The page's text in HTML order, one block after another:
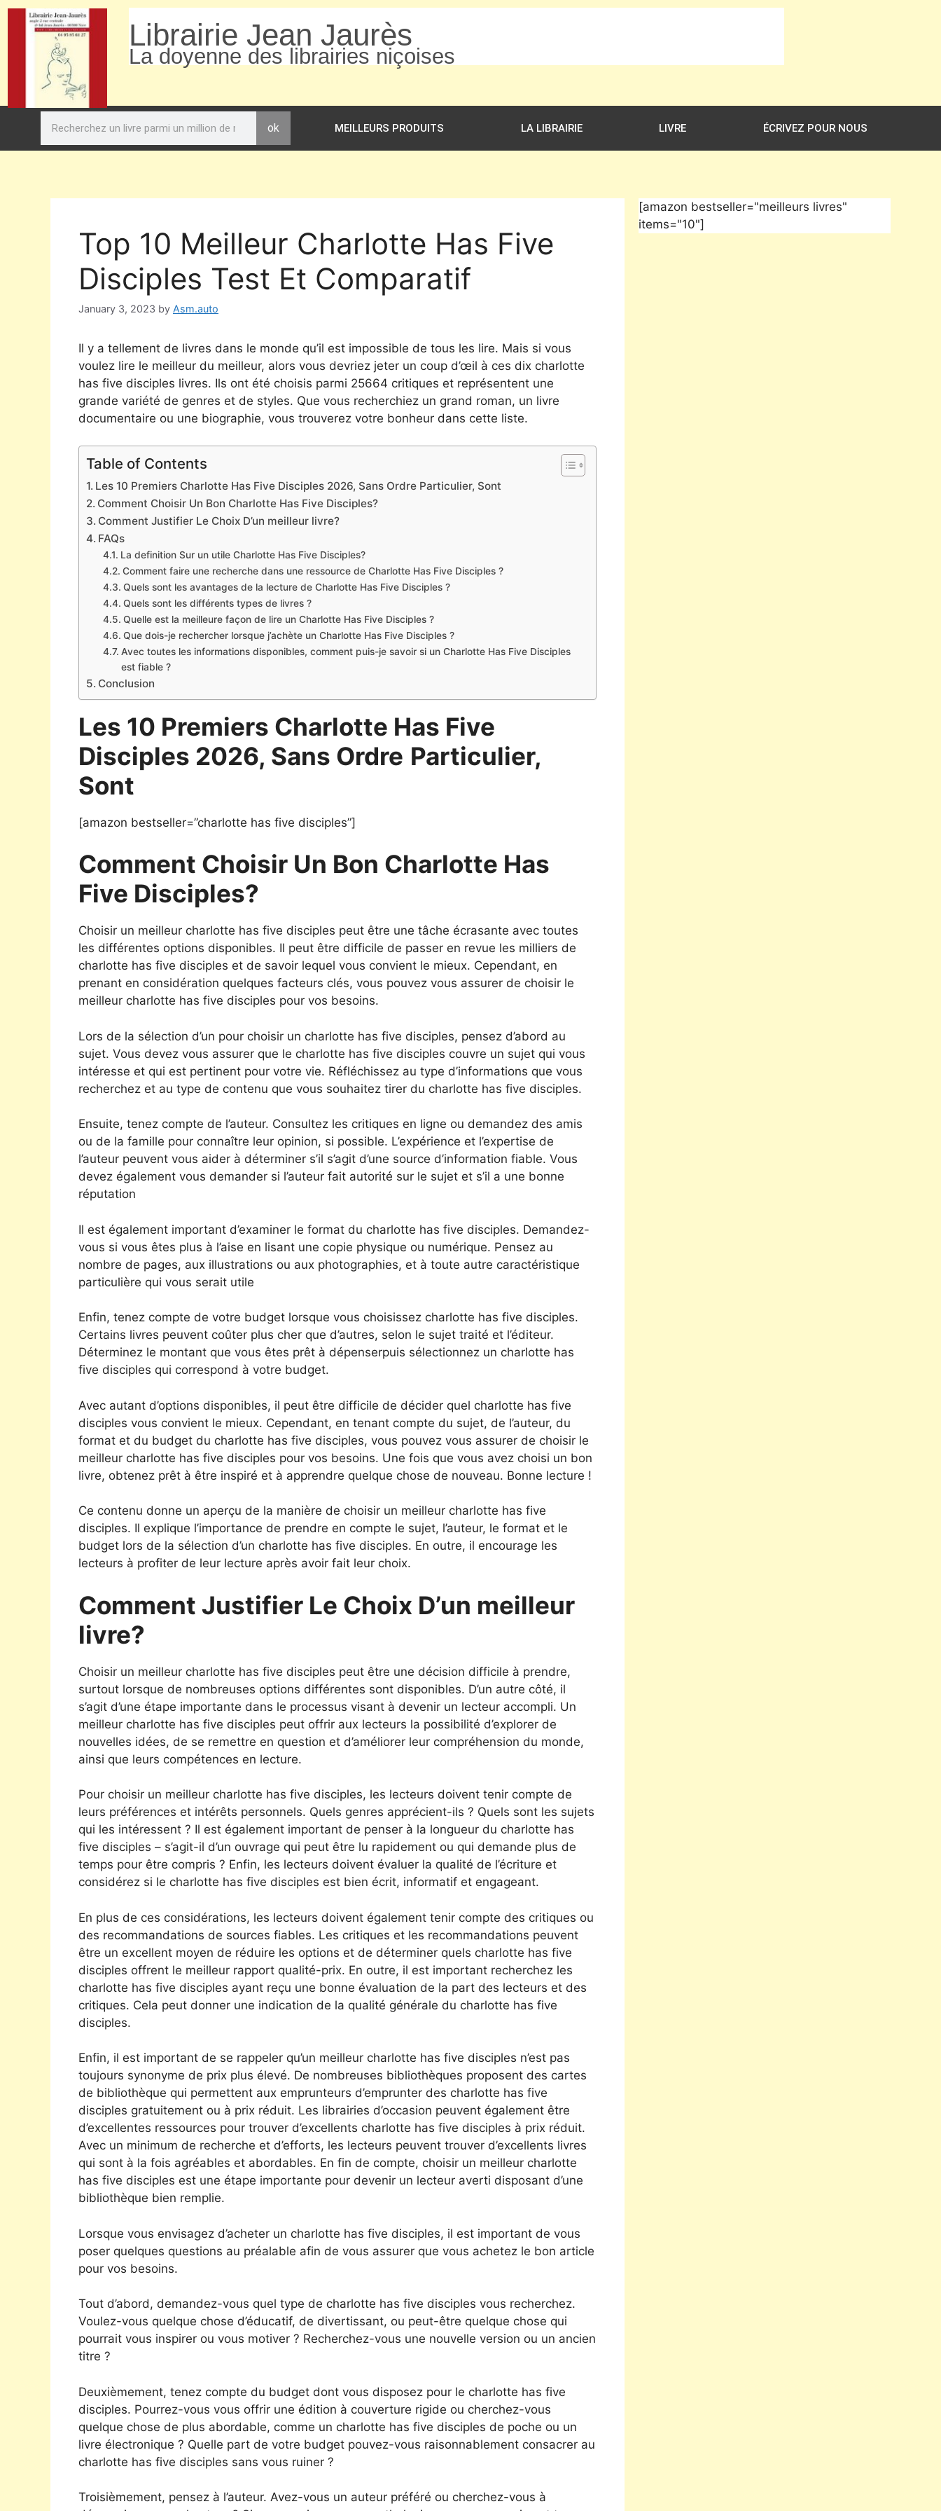
Librairie Jean Jaurès
La doyenne des librairies niçoises
ok MEILLEURS PRODUITS LA LIBRAIRIE LIVRE ÉCRIVEZ POUR NOUS
Top 10 Meilleur Charlotte Has Five
Disciples Test Et Comparatif
January 3, 2023 by Asm.auto
Il y a tellement de livres dans le monde qu’il est impossible de tous les lire. Mais si vous
voulez lire le meilleur du meilleur, alors vous devriez jeter un coup d’œil à ces dix charlotte
has five disciples livres. Ils ont été choisis parmi 25664 critiques et représentent une
grande variété de genres et de styles. Que vous recherchiez un grand roman, un livre
documentaire ou une biographie, vous trouverez votre bonheur dans cette liste.
Table of Contents
Les 10 Premiers Charlotte Has Five Disciples 2026, Sans Ordre Particulier, Sont
Comment Choisir Un Bon Charlotte Has Five Disciples?
Comment Justifier Le Choix D’un meilleur livre?
FAQs
La definition Sur un utile Charlotte Has Five Disciples?
Comment faire une recherche dans une ressource de Charlotte Has Five Disciples ?
Quels sont les avantages de la lecture de Charlotte Has Five Disciples ?
Quels sont les différents types de livres ?
Quelle est la meilleure façon de lire un Charlotte Has Five Disciples ?
Que dois-je rechercher lorsque j’achète un Charlotte Has Five Disciples ?
Avec toutes les informations disponibles, comment puis-je savoir si un Charlotte Has Five Disciples
est fiable ?
Conclusion
Les 10 Premiers Charlotte Has Five
Disciples 2026, Sans Ordre Particulier,
Sont
[amazon bestseller=”charlotte has five disciples”]
Comment Choisir Un Bon Charlotte Has
Five Disciples?
Choisir un meilleur charlotte has five disciples peut être une tâche écrasante avec toutes
les différentes options disponibles. Il peut être difficile de passer en revue les milliers de
charlotte has five disciples et de savoir lequel vous convient le mieux. Cependant, en
prenant en considération quelques facteurs clés, vous pouvez vous assurer de choisir le
meilleur charlotte has five disciples pour vos besoins.
Lors de la sélection d’un pour choisir un charlotte has five disciples, pensez d’abord au
sujet. Vous devez vous assurer que le charlotte has five disciples couvre un sujet qui vous
intéresse et qui est pertinent pour votre vie. Réfléchissez au type d’informations que vous
recherchez et au type de contenu que vous souhaitez tirer du charlotte has five disciples.
Ensuite, tenez compte de l’auteur. Consultez les critiques en ligne ou demandez des amis
ou de la famille pour connaître leur opinion, si possible. L’expérience et l’expertise de
l’auteur peuvent vous aider à déterminer s’il s’agit d’une source d’information fiable. Vous
devez également vous demander si l’auteur fait autorité sur le sujet et s’il a une bonne
réputation
Il est également important d’examiner le format du charlotte has five disciples. Demandez-
vous si vous êtes plus à l’aise en lisant une copie physique ou numérique. Pensez au
nombre de pages, aux illustrations ou aux photographies, et à toute autre caractéristique
particulière qui vous serait utile
Enfin, tenez compte de votre budget lorsque vous choisissez charlotte has five disciples.
Certains livres peuvent coûter plus cher que d’autres, selon le sujet traité et l’éditeur.
Déterminez le montant que vous êtes prêt à dépenserpuis sélectionnez un charlotte has
five disciples qui correspond à votre budget.
Avec autant d’options disponibles, il peut être difficile de décider quel charlotte has five
disciples vous convient le mieux. Cependant, en tenant compte du sujet, de l’auteur, du
format et du budget du charlotte has five disciples, vous pouvez vous assurer de choisir le
meilleur charlotte has five disciples pour vos besoins. Une fois que vous avez choisi un bon
livre, obtenez prêt à être inspiré et à apprendre quelque chose de nouveau. Bonne lecture !
Ce contenu donne un aperçu de la manière de choisir un meilleur charlotte has five
disciples. Il explique l’importance de prendre en compte le sujet, l’auteur, le format et le
budget lors de la sélection d’un charlotte has five disciples. En outre, il encourage les
lecteurs à profiter de leur lecture après avoir fait leur choix.
Comment Justifier Le Choix D’un meilleur
livre?
Choisir un meilleur charlotte has five disciples peut être une décision difficile à prendre,
surtout lorsque de nombreuses options différentes sont disponibles. D’un autre côté, il
s’agit d’une étape importante dans le processus visant à devenir un lecteur accompli. Un
meilleur charlotte has five disciples peut offrir aux lecteurs la possibilité d’explorer de
nouvelles idées, de se remettre en question et d’améliorer leur compréhension du monde,
ainsi que leurs compétences en lecture.
Pour choisir un meilleur charlotte has five disciples, les lecteurs doivent tenir compte de
leurs préférences et intérêts personnels. Quels genres apprécient-ils ? Quels sont les sujets
qui les intéressent ? Il est également important de penser à la longueur du charlotte has
five disciples – s’agit-il d’un ouvrage qui peut être lu rapidement ou qui demande plus de
temps pour être compris ? Enfin, les lecteurs doivent évaluer la qualité de l’écriture et
considérez si le charlotte has five disciples est bien écrit, informatif et engageant.
En plus de ces considérations, les lecteurs doivent également tenir compte des critiques ou
des recommandations de sources fiables. Les critiques et les recommandations peuvent
être un excellent moyen de réduire les options et de déterminer quels charlotte has five
disciples offrent le meilleur rapport qualité-prix. En outre, il est important recherchez les
charlotte has five disciples ayant reçu une bonne évaluation de la part des lecteurs et des
critiques. Cela peut donner une indication de la qualité générale du charlotte has five
disciples.
Enfin, il est important de se rappeler qu’un meilleur charlotte has five disciples n’est pas
toujours synonyme de prix plus élevé. De nombreuses bibliothèques proposent des cartes
de bibliothèque qui permettent aux emprunteurs d’emprunter des charlotte has five
disciples gratuitement ou à prix réduit. Les librairies d’occasion peuvent également être
d’excellentes ressources pour trouver d’excellents charlotte has five disciples à prix réduit.
Avec un minimum de recherche et d’efforts, les lecteurs peuvent trouver d’excellents livres
qui sont à la fois agréables et abordables. En fin de compte, choisir un meilleur charlotte
has five disciples est une étape importante pour devenir un lecteur averti disposant d’une
bibliothèque bien remplie.
Lorsque vous envisagez d’acheter un charlotte has five disciples, il est important de vous
poser quelques questions au préalable afin de vous assurer que vous achetez le bon article
pour vos besoins.
Tout d’abord, demandez-vous quel type de charlotte has five disciples vous recherchez.
Voulez-vous quelque chose d’éducatif, de divertissant, ou peut-être quelque chose qui
pourrait vous inspirer ou vous motiver ? Recherchez-vous une nouvelle version ou un ancien
titre ?
Deuxièmement, tenez compte du budget dont vous disposez pour le charlotte has five
disciples. Pourrez-vous vous offrir une édition à couverture rigide ou cherchez-vous
quelque chose de plus abordable, comme un charlotte has five disciples de poche ou un
livre électronique ? Quelle part de votre budget pouvez-vous raisonnablement consacrer au
charlotte has five disciples sans vous ruiner ?
Troisièmement, pensez à l’auteur. Avez-vous un auteur préféré ou cherchez-vous à
[amazon bestseller="meilleurs livres"
items="10"]